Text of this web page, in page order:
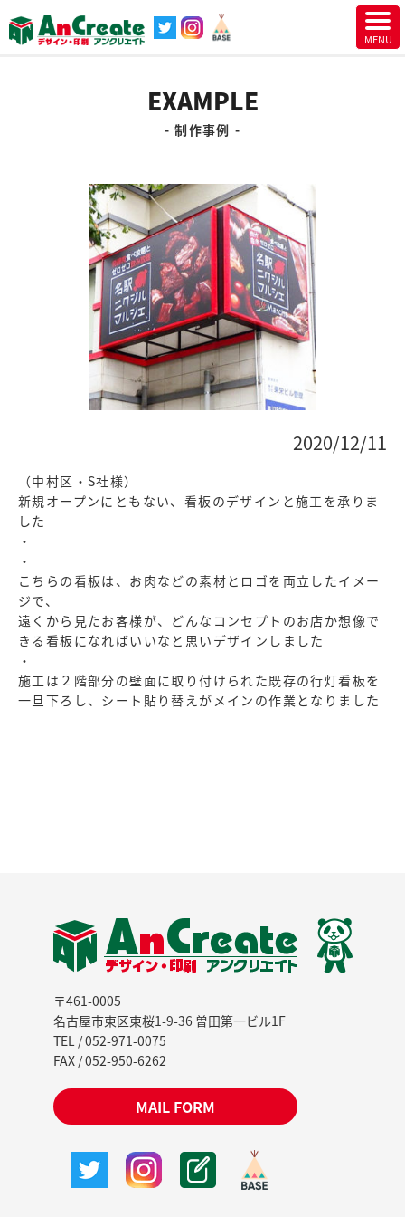
EXAMPLE
制作事例
2020/12/11
（中村区・S社様）
新規オープンにともない、看板のデザインと施工を承りま
した
・
・
こちらの看板は、お肉などの素材とロゴを両立したイメー
ジで、
遠くから見たお客様が、どんなコンセプトのお店か想像で
きる看板になればいいなと思いデザインしました
・
施工は２階部分の壁面に取り付けられた既存の行灯看板を
一旦下ろし、シート貼り替えがメインの作業となりました
〒461-0005
名古屋市東区東桜1-9-36 曽田第一ビル1F
TEL / 052-971-0075
FAX / 052-950-6262
MAIL FORM